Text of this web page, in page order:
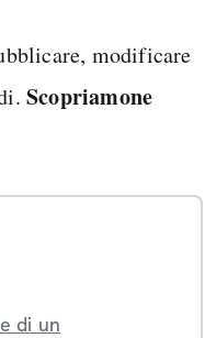
modificare
Scopriamone
di un